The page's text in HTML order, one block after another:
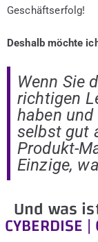
Geschäftserfolg!
Deshalb möchte
Wenn Sie
richtigen
haben und
selbst gut
Produkt-
Einzige,
Und was